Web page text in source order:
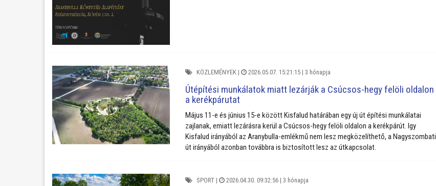
KÖZLEMÉNYEK| 2026.05.07. 15:21:15 | 3 hónapja
Útépítési munkálatok miatt lezárják a Csúcsos-hegy felöli oldalon
a kerékpárutat
Május 11-e és június 15-e között Kisfalud határában egy új út építési munkálatai
zajlanak, emiatt lezárásra kerül a Csúcsos-hegy felöli oldalon a kerékpárút. Igy
Kisfalud irányából az Aranybulla-emlékmű nem lesz megközelíthető, a Nagyszombati
út irányából azonban továbbra is biztosított lesz az útkapcsolat.
SPORT| 2026.04.30. 09:32:56 | 3 hónapja